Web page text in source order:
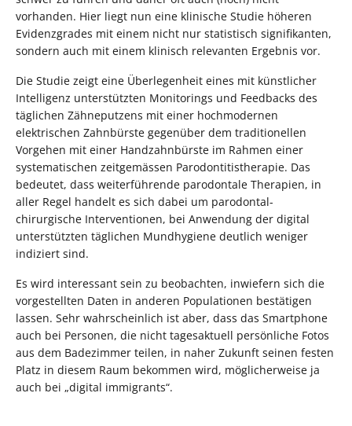
vorhanden. Hier liegt nun eine klinische Studie höheren
Evidenzgrades mit einem nicht nur statistisch signifikanten,
sondern auch mit einem klinisch relevanten Ergebnis vor.
Die Studie zeigt eine Überlegenheit eines mit künstlicher
Intelligenz unterstützten Monitorings und Feedbacks des
täglichen Zähneputzens mit einer hochmodernen
elektrischen Zahnbürste gegenüber dem traditionellen
Vorgehen mit einer Handzahnbürste im Rahmen einer
systematischen zeitgemässen Parodontitistherapie. Das
bedeutet, dass weiterführende parodontale Therapien, in
aller Regel handelt es sich dabei um parodontal-
chirurgische Interventionen, bei Anwendung der digital
unterstützten täglichen Mundhygiene deutlich weniger
indiziert sind.
Es wird interessant sein zu beobachten, inwiefern sich die
vorgestellten Daten in anderen Populationen bestätigen
lassen. Sehr wahrscheinlich ist aber, dass das Smartphone
auch bei Personen, die nicht tagesaktuell persönliche Fotos
aus dem Badezimmer teilen, in naher Zukunft seinen festen
Platz in diesem Raum bekommen wird, möglicherweise ja
auch bei „digital immigrants“.